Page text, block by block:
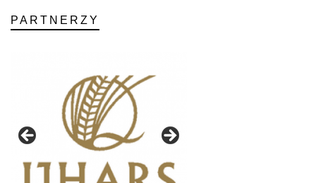
PARTNERZY